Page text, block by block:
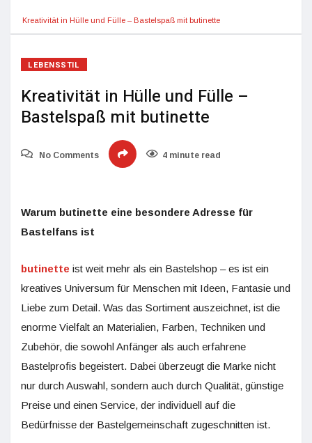
Kreativität in Hülle und Fülle – Bastelspaß mit butinette
LEBENSSTIL
Kreativität in Hülle und Fülle –
Bastelspaß mit butinette
No Comments 4 minute read
Warum butinette eine besondere Adresse für
Bastelfans ist
butinette ist weit mehr als ein Bastelshop – es ist ein
kreatives Universum für Menschen mit Ideen, Fantasie und
Liebe zum Detail. Was das Sortiment auszeichnet, ist die
enorme Vielfalt an Materialien, Farben, Techniken und
Zubehör, die sowohl Anfänger als auch erfahrene
Bastelprofis begeistert. Dabei überzeugt die Marke nicht
nur durch Auswahl, sondern auch durch Qualität, günstige
Preise und einen Service, der individuell auf die
Bedürfnisse der Bastelgemeinschaft zugeschnitten ist.